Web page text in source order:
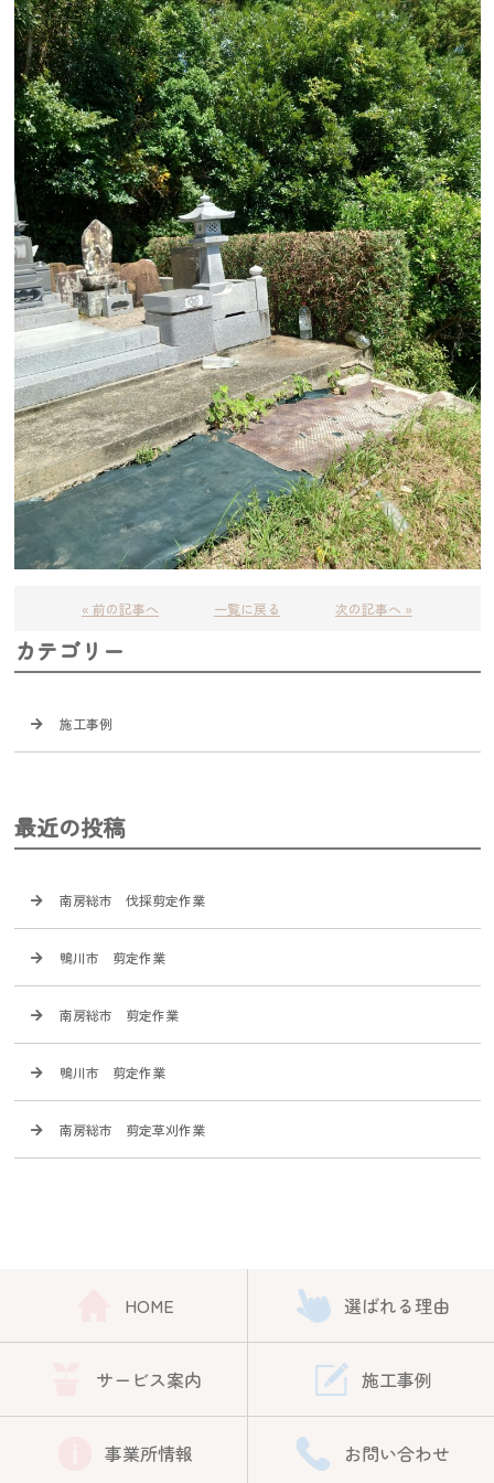
« 前の記事へ 一覧に戻る 次の記事へ »
カテゴリー
施工事例
最近の投稿
南房総市 伐採剪定作業
鴨川市 剪定作業
南房総市 剪定作業
鴨川市 剪定作業
南房総市 剪定草刈作業
HOME 選ばれる理由
サービス案内 施工事例
事業所情報 お問い合わせ